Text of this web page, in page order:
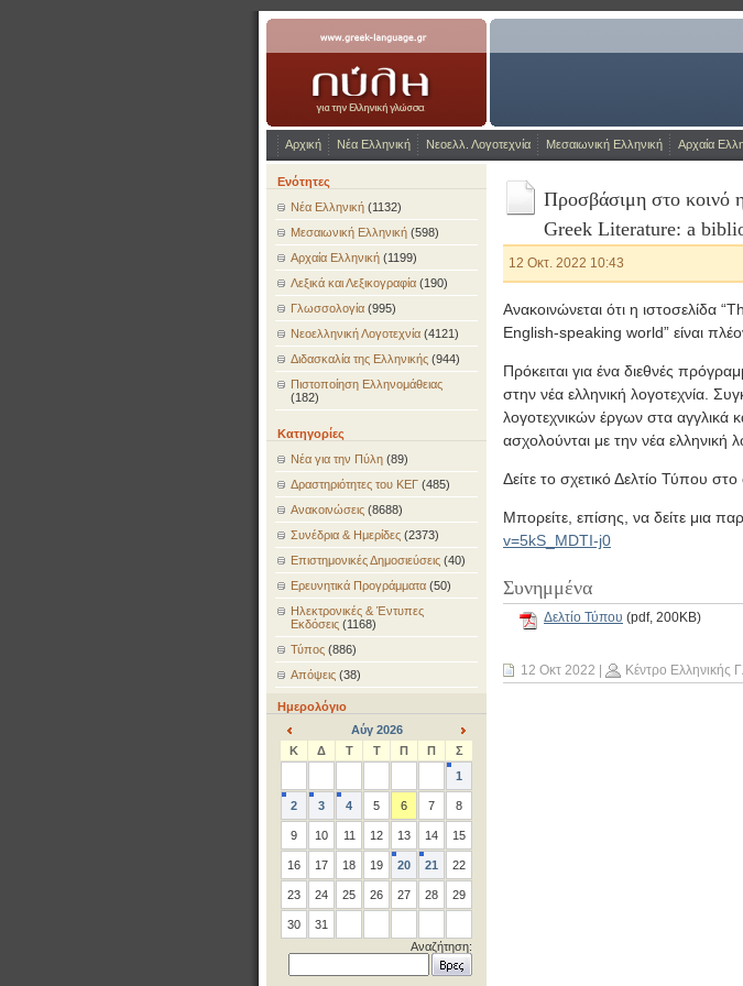
www.greek-language.gr Η Πύλη για την ελληνική
Αρχική Νέα Ελληνική Νεοελλ. Λογοτεχνία Μεσαιωνική Ελληνική Αρχαία
Ενότητες
Νέα Ελληνική (1132)
Μεσαιωνική Ελληνική (598)
Αρχαία Ελληνική (1199)
Λεξικά και Λεξικογραφία (190)
Γλωσσολογία (995)
Νεοελληνική Λογοτεχνία (4121)
Διδασκαλία της Ελληνικής (944)
Πιστοποίηση Ελληνομάθειας
(182)
Κατηγορίες
Νέα για την Πύλη (89)
Δραστηριότητες του ΚΕΓ (485)
Ανακοινώσεις (8688)
Συνέδρια & Ημερίδες (2373)
Επιστημονικές Δημοσιεύσεις (40)
Ερευνητικά Προγράμματα (50)
Ηλεκτρονικές & Έντυπες
Εκδόσεις (1168)
Τύπος (886)
Απόψεις (38)
Ημερολόγιο
<
Αύγ 2026
>
Κ Δ Τ Τ Π Π
Σ
1
2 3 4 5 6 7 8
9 10 11 12 13 14 15
16 17 18 19 20 21 22
23 24 25 26 27 28 29
30
31
Αναζήτηση:
Προσβάσιμη στο κοινό
Greek Literature: a
12 Οκτ. 2022 10:43
Ανακοινώνεται ότι η
English-speaking world” είναι
Πρόκειται για ένα διεθνές
στην νέα ελληνική λογοτεχνία.
λογοτεχνικών έργων στα αγγλικά
ασχολούνται με την νέα ελληνική
Δείτε το σχετικό Δελτίο Τύπου
Μπορείτε, επίσης, να δείτε μια
v=5kS_MDTI-j0
Συνημμένα
Δελτίο Τύπου (pdf, 200KB)
12 Οκτ 2022 Κέντρο Ελληνικής